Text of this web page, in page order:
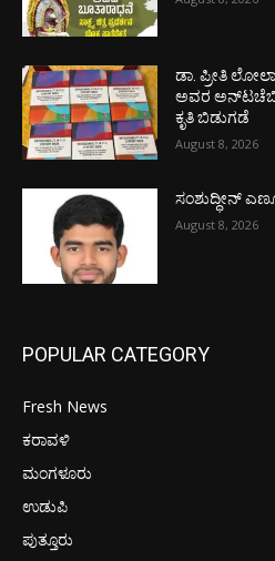
ಡಾ. ಪ್ರೀತಿ
ಅವರ
ಕೃತಿ ಬಿಡುಗಡೆ
August 8, 2026
ಸಂಶುದ್ಧೀನ್
August 8, 2026
POPULAR CATEGORY
Fresh News
ಕರಾವಳಿ
ಮಂಗಳೂರು
ಉಡುಪಿ
ಪುತ್ತೂರು